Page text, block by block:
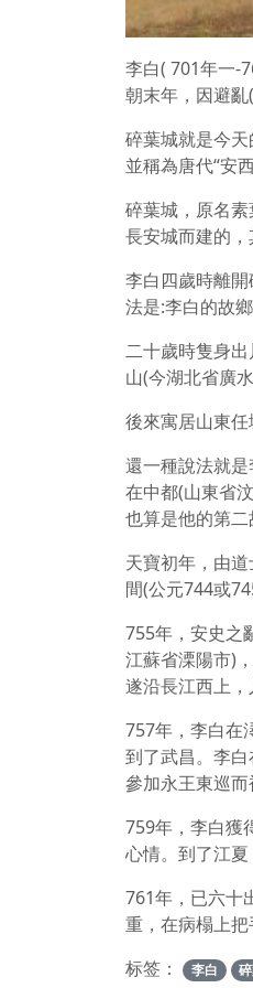
李白( 701年一-
朝末年，因避亂
碎葉城就是今
並稱為唐代“安
碎葉城，原名
長安城而建的，
李白四歲時離
法是:李白的故
二十歲時隻身
山(今湖北省廣
後來寓居山東任
還一種說法就
在中都(山東省
也算是他的第二
天寶初年，由
間(公元744或
755年，安史之
江蘇省溧陽市)
遂沿長江西上，
757年，李白在
到了武昌。李
參加永王東巡
759年，李白獲
心情。到了江
761年，已六十
重，在病榻上把
标签：
李白